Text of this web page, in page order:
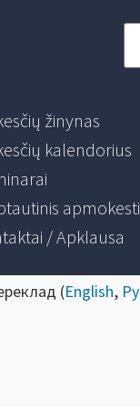
žinynas
kalendorius
/ Apklausa
(English,